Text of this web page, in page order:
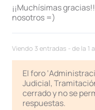
¡¡Muchísimas
nosotros =)
Viendo 3 entradas - de la 1
El foro
Judicial,
cerrado y no se
respuestas.